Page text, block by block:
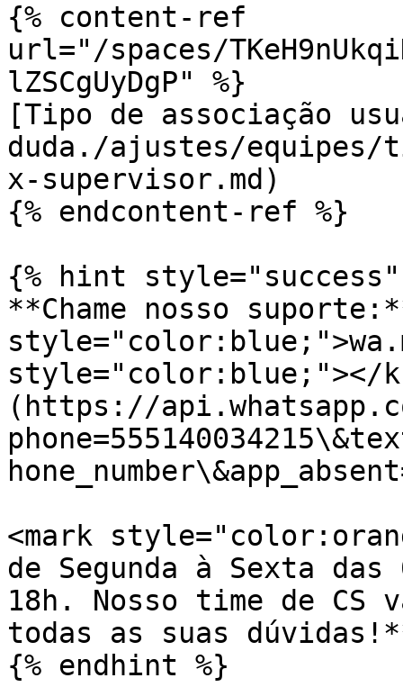
{% content-ref
url="/spaces/
lZSCgUyDgP" %}
[Tipo de associação
duda./ajustes/equipes/
x-supervisor.md)
{% endcontent-ref %}
{% hint style="success"
**Chame nosso
style="color:blue;"></
(https://
<mark
de Segunda à Sexta
18h. Nosso time de
todas as suas